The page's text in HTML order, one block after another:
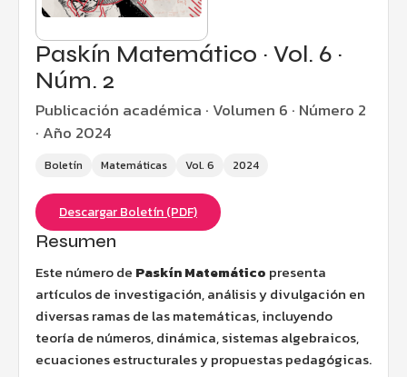
Paskín Matemático · Vol. 6 ·
Núm. 2
Publicación académica · Volumen 6 · Número 2
· Año 2024
Boletín Matemáticas Vol. 6 2024
Descargar Boletín (PDF)
Resumen
Este número de Paskín Matemático presenta
artículos de investigación, análisis y divulgación en
diversas ramas de las matemáticas, incluyendo
teoría de números, dinámica, sistemas algebraicos,
ecuaciones estructurales y propuestas pedagógicas.